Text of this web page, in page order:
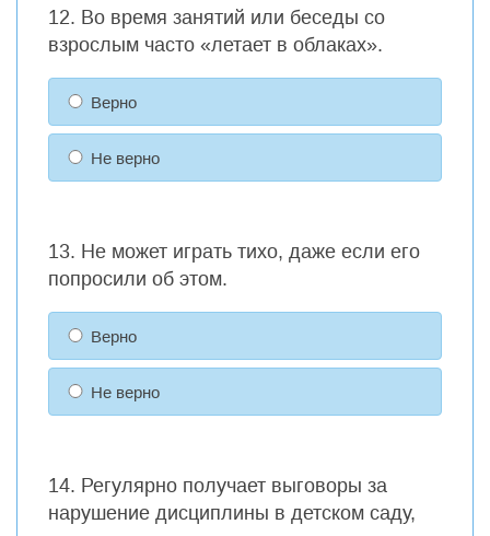
12. Во время занятий или беседы со
взрослым часто «летает в облаках».
Верно
Не верно
13. Не может играть тихо, даже если его
попросили об этом.
Верно
Не верно
14. Регулярно получает выговоры за
нарушение дисциплины в детском саду,